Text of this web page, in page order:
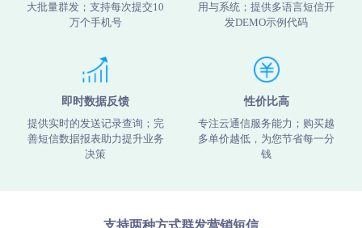
大批量群发；支持每次提交10
万个手机号
用与系统；提供多语言短信开
发DEMO示例代码
即时数据反馈
提供实时的发送记录查询；完
善短信数据报表助力提升业务
决策
性价比高
专注云通信服务能力；购买越
多单价越低，为您节省每一分
钱